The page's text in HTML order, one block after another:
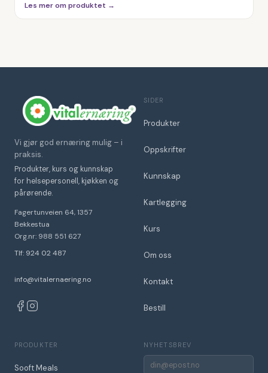
Les mer om produktet →
Vi gjør god ernæring mulig – i
praksis.
Produkter, kurs og kunnskap
for helsepersonell, kjøkken og
pårørende.
Fagertunveien 64, 1357
Bekkestua
Org.nr: 988 551 627
Tlf: 924 02 487
info@vitalernaering.no
SIDER
Produkter
Oppskrifter
Kunnskap
Kartlegging
Kurs
Om oss
Kontakt
Bestill
PRODUKTER
Sooft Meals
NYHETSBREV
E-
post